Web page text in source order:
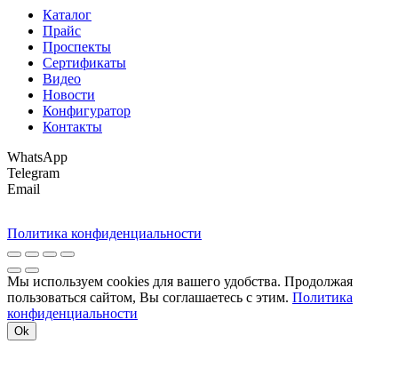
Каталог
Прайс
Проспекты
Сертификаты
Видео
Новости
Конфигуратор
Контакты
WhatsApp
Telegram
Email
Политика конфиденциальности
Мы используем cookies для вашего удобства. Продолжая
пользоваться сайтом, Вы соглашаетесь с этим. Политика
конфиденциальности
Ok